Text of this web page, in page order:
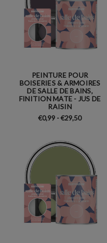
PEINTURE POUR
BOISERIES & ARMOIRES
DE SALLE DE BAINS,
FINITION MATE - JUS DE
RAISIN
€0,99 - €29,50